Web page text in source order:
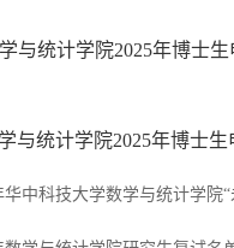
与统计学院2025年博士
与统计学院2025年博士
华中科技大学数学与统计学院